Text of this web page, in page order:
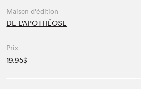
Maison d'édition
DE L'APOTHÉOSE
Prix
19.95$